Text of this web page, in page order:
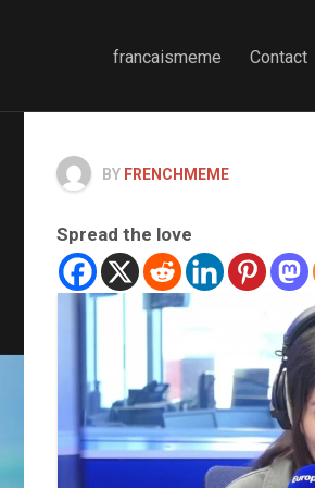
francaismeme Contact
BY FRENCHMEME
Spread the love